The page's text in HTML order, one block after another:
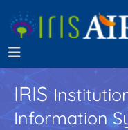
IRIS
Information